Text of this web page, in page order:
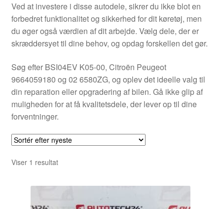
Vilkår og betingelser
Ved at investere i disse autodele, sikrer du ikke blot en
forbedret funktionalitet og sikkerhed for dit køretøj, men
du øger også værdien af dit arbejde. Vælg dele, der er
skræddersyet til dine behov, og opdag forskellen det gør.
Søg efter BSI04EV K05-00, Citroën Peugeot
9664059180 og 02 6580ZG, og oplev det ideelle valg til
din reparation eller opgradering af bilen. Gå ikke glip af
muligheden for at få kvalitetsdele, der lever op til dine
forventninger.
Viser 1 resultat